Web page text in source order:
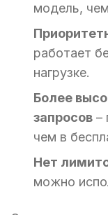
модель,
работает
нагрузке.
Более
запросов –
чем в
Нет
можно